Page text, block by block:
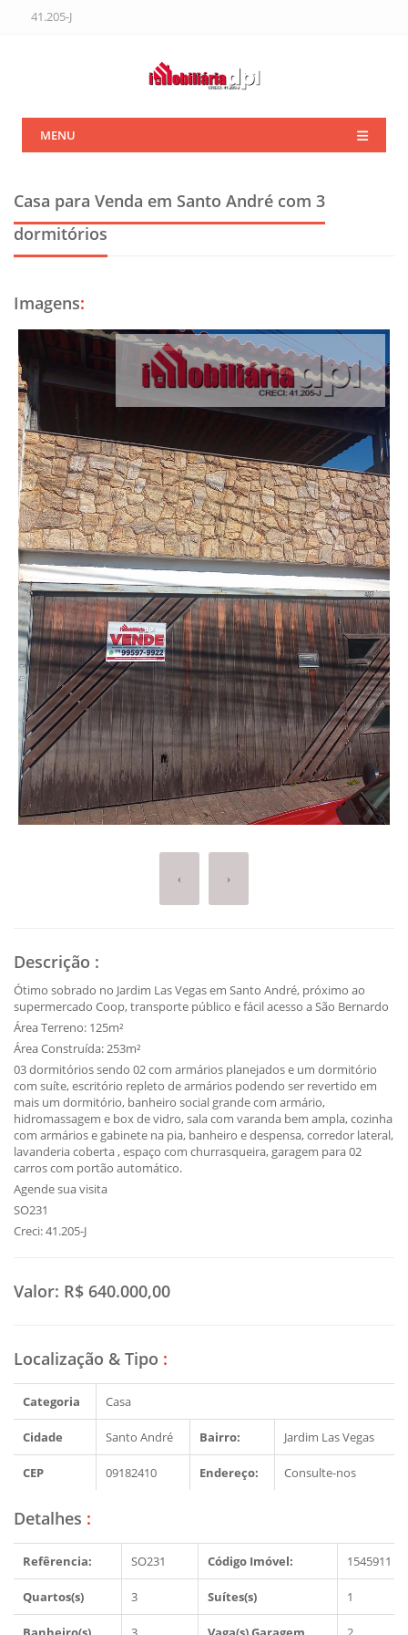
41.205-J
MENU
Casa para Venda em Santo André com 3
dormitórios
Imagens:
‹ ›
Descrição :
Ótimo sobrado no Jardim Las Vegas em Santo André, próximo ao
supermercado Coop, transporte público e fácil acesso a São Bernardo
Área Terreno: 125m²
Área Construída: 253m²
03 dormitórios sendo 02 com armários planejados e um dormitório
com suíte, escritório repleto de armários podendo ser revertido em
mais um dormitório, banheiro social grande com armário,
hidromassagem e box de vidro, sala com varanda bem ampla, cozinha
com armários e gabinete na pia, banheiro e despensa, corredor lateral,
lavanderia coberta , espaço com churrasqueira, garagem para 02
carros com portão automático.
Agende sua visita
SO231
Creci: 41.205-J
Valor: R$ 640.000,00
Localização & Tipo :
Categoria Casa
Cidade Santo André Bairro: Jardim Las Vegas
CEP 09182410 Endereço: Consulte-nos
Detalhes :
Refêrencia: SO231 Código Imóvel: 1545911
Quartos(s) 3 Suítes(s) 1